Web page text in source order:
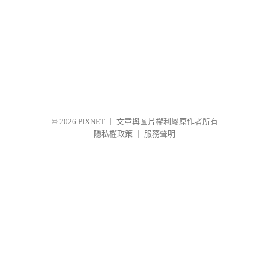
© 2026 PIXNET
文章與圖片權利屬原作者所有
隱私權政策
服務聲明